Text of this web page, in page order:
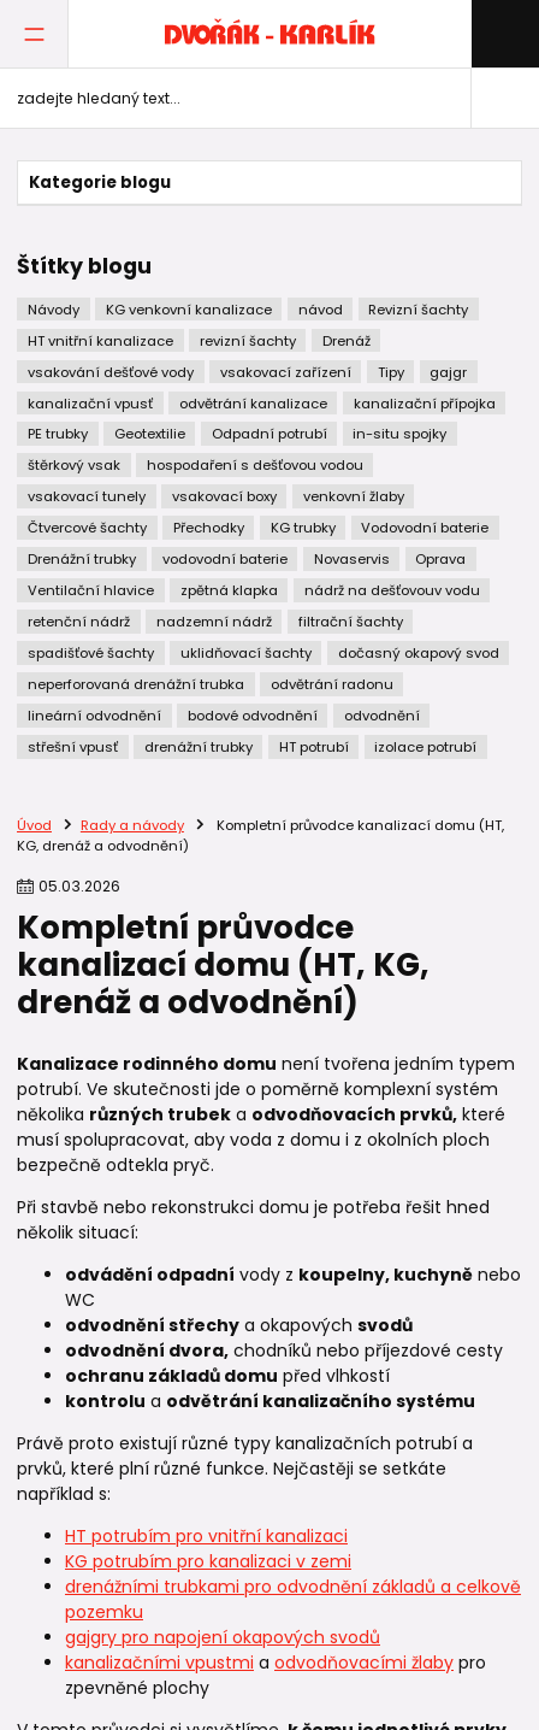
Kategorie blogu
Štítky blogu
Návody KG venkovní kanalizace návod
Revizní šachty
HT vnitřní kanalizace
revizní šachty
Drenáž
vsakování dešťové vody
vsakovací zařízení Tipy
gajgr
kanalizační vpusť
odvětrání kanalizace
kanalizační přípojka
PE trubky
Geotextilie Odpadní potrubí
in-situ spojky
štěrkový vsak
hospodaření s dešťovou vodou
vsakovací tunely
vsakovací boxy
venkovní žlaby
Čtvercové šachty
Přechodky KG trubky
Vodovodní baterie
Drenážní trubky
vodovodní baterie Novaservis
Oprava
Ventilační hlavice
zpětná klapka
nádrž na dešťovouv vodu
retenční nádrž
nadzemní nádrž
filtrační šachty
spadišťové šachty
uklidňovací šachty
dočasný okapový svod
neperforovaná drenážní trubka
odvětrání radonu
lineární odvodnění
bodové odvodnění
odvodnění
střešní vpusť
drenážní trubky HT potrubí izolace potrubí
Úvod Rady a návody
Kompletní průvodce kanalizací domu (HT,
KG, drenáž a odvodnění)
05.03.2026
Kompletní průvodce
kanalizací domu (HT, KG,
drenáž a odvodnění)
Kanalizace rodinného domu není tvořena jedním typem
potrubí. Ve skutečnosti jde o poměrně komplexní systém
několika různých trubek a odvodňovacích prvků, které
musí spolupracovat, aby voda z domu i z okolních ploch
bezpečně odtekla pryč.
Při stavbě nebo rekonstrukci domu je potřeba řešit hned
několik situací:
odvádění odpadní vody z koupelny, kuchyně nebo
WC
odvodnění střechy a okapových svodů
odvodnění dvora, chodníků nebo příjezdové cesty
ochranu základů domu před vlhkostí
kontrolu a odvětrání kanalizačního systému
Právě proto existují různé typy kanalizačních potrubí a
prvků, které plní různé funkce. Nejčastěji se setkáte
například s:
HT potrubím pro vnitřní kanalizaci
KG potrubím pro kanalizaci v zemi
drenážními trubkami pro odvodnění základů a celkově
pozemku
gajgry pro napojení okapových svodů
kanalizačními vpustmi a odvodňovacími žlaby pro
zpevněné plochy